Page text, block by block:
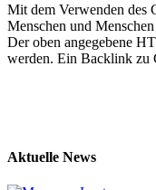
Mit dem Verwenden des
Menschen und
Der oben angegebene
werden. Ein Backlink zu
Aktuelle News